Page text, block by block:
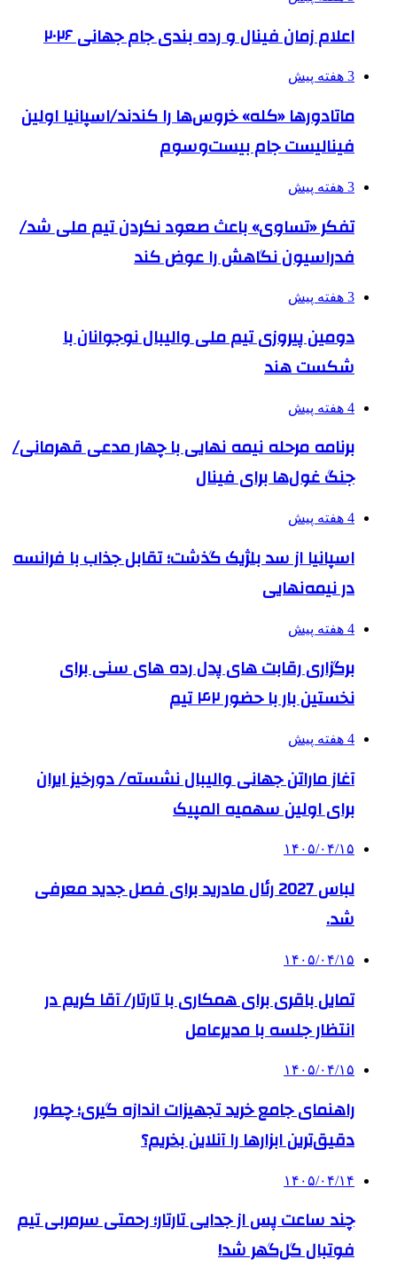
اعلام زمان فینال و رده بندی جام جهانی ۲۰۲۶
3 هفته پیش
ماتادورها «کله» خروس‌ها را کندند/اسپانیا اولین
فینالیست جام بیست‌وسوم
3 هفته پیش
تفکر «تساوی» باعث صعود نکردن تیم ملی شد/
فدراسیون نگاهش را عوض کند
3 هفته پیش
دومین پیروزی تیم ملی والیبال نوجوانان با
شکست هند
4 هفته پیش
برنامه مرحله نیمه نهایی با چهار مدعی قهرمانی/
جنگ غول‌ها برای فینال
4 هفته پیش
اسپانیا از سد بلژیک گذشت؛ تقابل جذاب با فرانسه
در نیمه‌نهایی
4 هفته پیش
برگزاری رقابت های پدل رده های سنی برای
نخستین بار با حضور ۴۲ تیم
4 هفته پیش
آغاز ماراتن جهانی والیبال نشسته/ دورخیز ایران
برای اولین سهمیه المپیک
۱۴۰۵/۰۴/۱۵
لباس 2027 رئال مادرید برای فصل جدید معرفی
شد.
۱۴۰۵/۰۴/۱۵
تمایل باقری برای همکاری با تارتار/ آقا کریم در
انتظار جلسه با مدیرعامل
۱۴۰۵/۰۴/۱۵
راهنمای جامع خرید تجهیزات اندازه گیری؛ چطور
دقیق‌ترین ابزارها را آنلاین بخریم؟
۱۴۰۵/۰۴/۱۴
چند ساعت پس از جدایی تارتار؛ رحمتی سرمربی تیم
فوتبال گل‌گهر شد!